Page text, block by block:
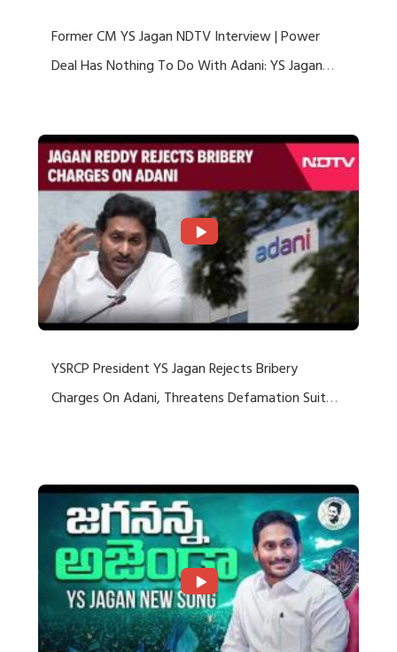
Former CM YS Jagan NDTV Interview | Power
Deal Has Nothing To Do With Adani: YS Jagan
YSRCP President YS Jagan Rejects Bribery
Charges On Adani, Threatens Defamation Suit